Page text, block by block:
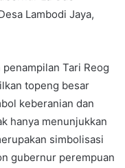
Lambodi Jaya,
Tari Reog
topeng besar
keberanian dan
hanya menunjukkan
simbolisasi
gubernur perempuan